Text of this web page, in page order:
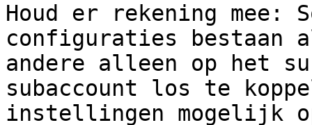
Houd er rekening mee:
configuraties bestaan
andere alleen op het
subaccount los te
instellingen mogelijk